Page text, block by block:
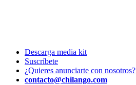
Descarga media kit
Suscríbete
¿Quieres anunciarte con nosotros?
contacto@chilango.com